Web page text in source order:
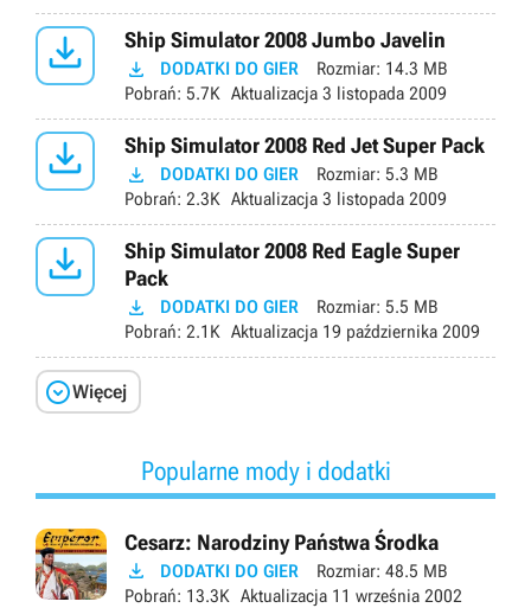
 Ship Simulator 2008 Jumbo Javelin
 DODATKI DO GIER Rozmiar: 14.3 MB
Pobrań: 5.7K Aktualizacja 3 listopada 2009
 Ship Simulator 2008 Red Jet Super Pack
 DODATKI DO GIER Rozmiar: 5.3 MB
Pobrań: 2.3K Aktualizacja 3 listopada 2009

Ship Simulator 2008 Red Eagle Super
Pack
 DODATKI DO GIER Rozmiar: 5.5 MB
Pobrań: 2.1K Aktualizacja 19 października 2009
Więcej
Popularne mody i dodatki
Cesarz: Narodziny Państwa Środka
 DODATKI DO GIER Rozmiar: 48.5 MB
Pobrań: 13.3K Aktualizacja 11 września 2002